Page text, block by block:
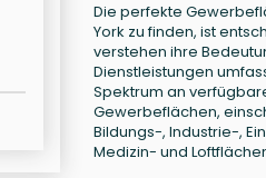
Die perfekte
York zu finden, ist
verstehen ihre
Dienstleistungen
Spektrum an
Gewerbeflächen,
Bildungs-, Industrie-,
Medizin- und